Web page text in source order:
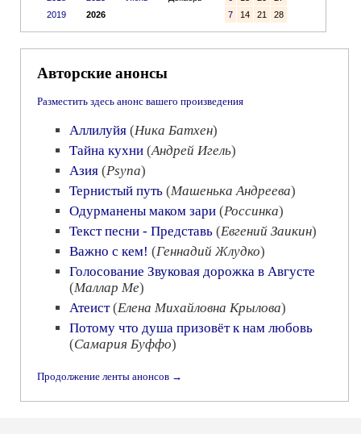
2019
2026
7
14 21 28
Авторские анонсы
Разместить здесь анонс вашего произведения
Аллилуйя (Ника Батхен)
Тайна кухни (Андрей Игель)
Азия (Psyna)
Тернистый путь (Машенька Андреева)
Одурманены маком зари (Россинка)
Текст песни - Представь (Евгений Заикин)
Важно с кем! (Геннадий Жлудко)
Голосование Звуковая дорожка в Августе
(Маллар Ме)
Атеист(Елена Михайловна Крылова)
Потому что душа призовёт к нам любовь
(Самария Буффо)
Продолжение ленты анонсов →